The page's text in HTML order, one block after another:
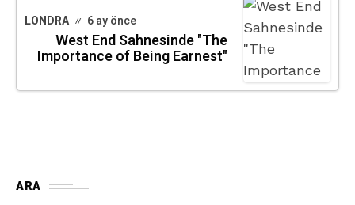
LONDRA 6 ay önce
West End Sahnesinde "The
Importance of Being Earnest"
ARA